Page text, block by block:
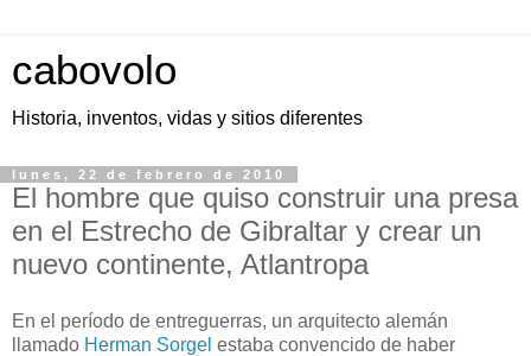
cabovolo
Historia, inventos, vidas y sitios diferentes
lunes, 22 de febrero de 2010
El hombre que quiso construir una presa
en el Estrecho de Gibraltar y crear un
nuevo continente, Atlantropa
En el período de entreguerras, un arquitecto alemán
llamado Herman Sorgel estaba convencido de haber